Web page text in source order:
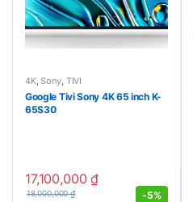
4K,Sony, TIVI
Google Tivi Sony 4K 65 inch K-
65S30
17,100,000₫
18,000,000₫ -5%